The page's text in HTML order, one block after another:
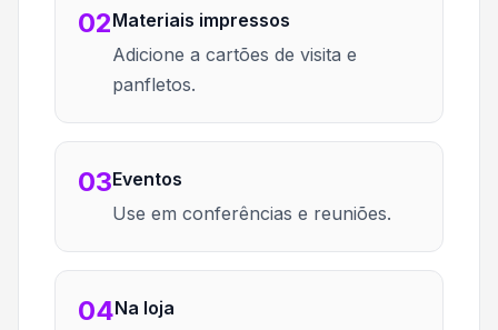
02Materiais impressos
Adicione a cartões de visita e
panfletos.
03Eventos
Use em conferências e reuniões.
04Na loja